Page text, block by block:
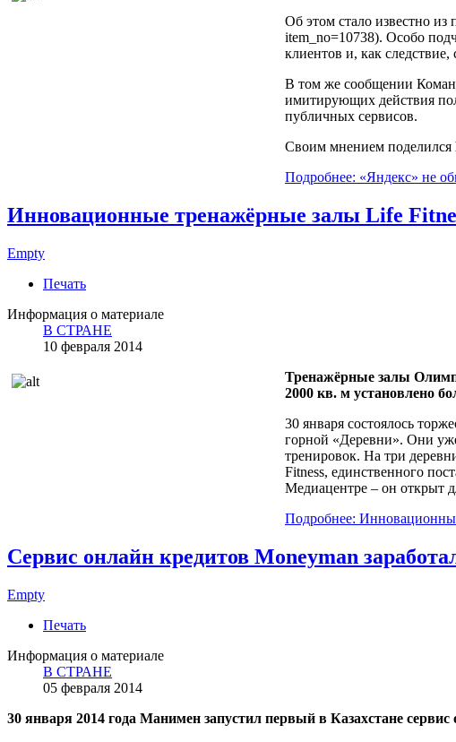
Об этом стало известно из
item_no=10738). Особо
клиентов и, как
В том же сообщении
имитирующих действия
публичных сервисов.
Своим мнением поделился
Подробнее: «Яндекс» не
Инновационные тренажёрные залы Life
Empty
Печать
Информация о материале
В СТРАНЕ
10 февраля 2014
Тренажёрные залы
2000 кв. м установлено
30 января состоялось
горной «Деревни». Они
тренировок. На три
Fitness, единственного
Медиацентре – он открыт
Подробнее:
Сервис онлайн кредитов Moneyman
Empty
Печать
Информация о материале
В СТРАНЕ
05 февраля 2014
30 января 2014 года Манимен запустил первый в Казахстане сервис